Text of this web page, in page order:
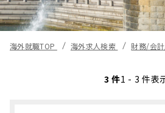
海外就職TOP 海外求人検索 財務/会
3 件1 - 3 件表